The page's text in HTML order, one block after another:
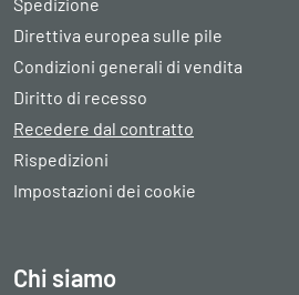
Spedizione
Direttiva europea sulle pile
Condizioni generali di vendita
Diritto di recesso
Recedere dal contratto
Rispedizioni
Impostazioni dei cookie
Chi siamo